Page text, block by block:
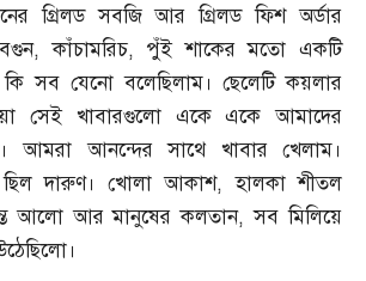
গ্রিলড সবজি আর গ্রিলড ফিশ অর্ডার
,কাঁচামরিচ, পুঁই শাকের মতো একটি
সব যেনো বলেছিলাম। ছেলেটি কয়লার
সেই খাবারগুলো একে একে আমাদের
আমরা আনন্দের সাথে খাবার খেলাম।
ছিল দারুণ। খোলা আকাশ,হালকা শীতল
আলো আর মানুষের কলতান,সব মিলিয়ে